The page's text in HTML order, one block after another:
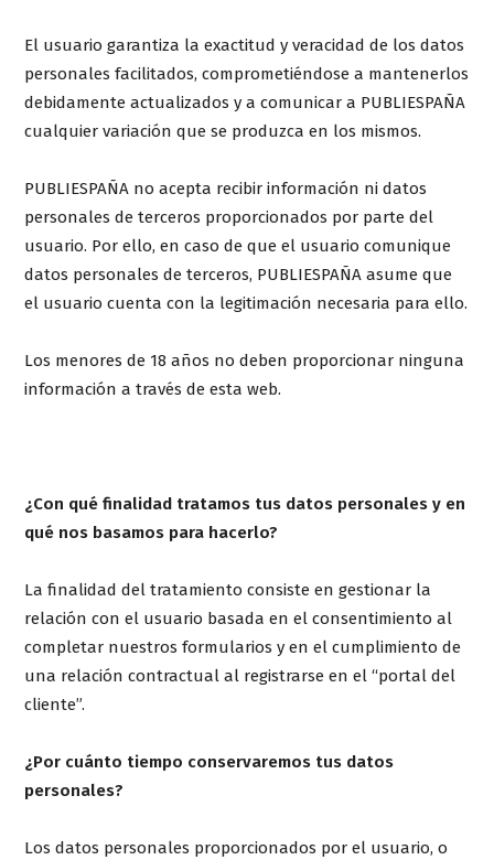
El usuario garantiza la exactitud y veracidad de los datos
personales facilitados, comprometiéndose a mantenerlos
debidamente actualizados y a comunicar a PUBLIESPAÑA
cualquier variación que se produzca en los mismos.
PUBLIESPAÑA no acepta recibir información ni datos
personales de terceros proporcionados por parte del
usuario. Por ello, en caso de que el usuario comunique
datos personales de terceros, PUBLIESPAÑA asume que
el usuario cuenta con la legitimación necesaria para ello.
Los menores de 18 años no deben proporcionar ninguna
información a través de esta web.
¿Con qué finalidad tratamos tus datos personales y en
qué nos basamos para hacerlo?
La finalidad del tratamiento consiste en gestionar la
relación con el usuario basada en el consentimiento al
completar nuestros formularios y en el cumplimiento de
una relación contractual al registrarse en el “portal del
cliente”.
¿Por cuánto tiempo conservaremos tus datos
personales?
Los datos personales proporcionados por el usuario, o